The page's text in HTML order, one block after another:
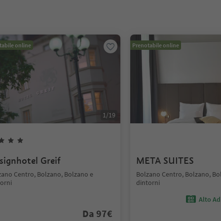
online
1/19
Greif
Centro, Bolzano, Bolzano e
Da 97€
Prenotabile online
META SUITES
Bolzano Centro, Bolzano,
dintorni
Alto